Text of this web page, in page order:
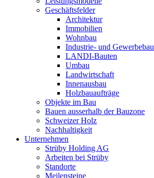
Geschäftsfelder
Architektur
Immobilien
Wohnbau
Industrie- und Gewerbebau
LANDI-Bauten
Umbau
Landwirtschaft
Innenausbau
Holzbauaufträge
Objekte im Bau
Bauen ausserhalb der Bauzone
Schweizer Holz
Nachhaltigkeit
Unternehmen
Strüby Holding AG
Arbeiten bei Strüby
Standorte
Meilensteine